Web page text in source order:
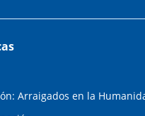
Arraigados en la